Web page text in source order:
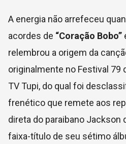
A energia não arrefeceu
acordes de “Coração Bobo”
relembrou a origem da
originalmente no Festival 79
TV Tupi, do qual foi
frenético que remete aos
direta do paraibano Jackson
faixa-título de seu sétimo